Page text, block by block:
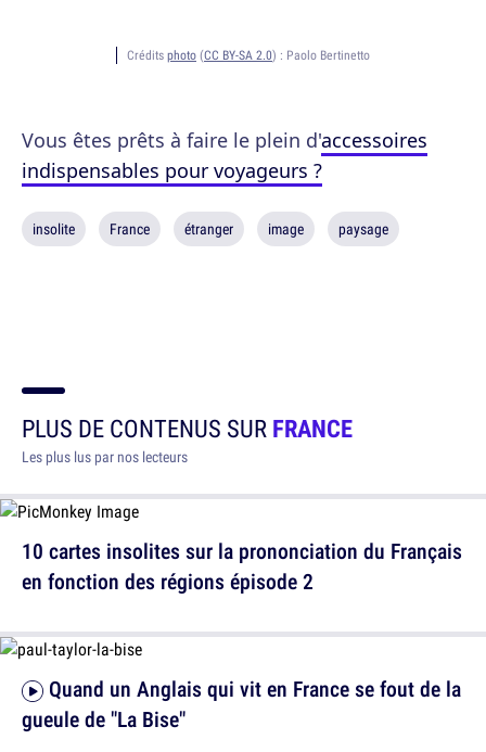
Crédits photo (CC BY-SA 2.0) : Paolo Bertinetto
Vous êtes prêts à faire le plein d'accessoires
indispensables pour voyageurs ?
insolite France étranger image paysage
PLUS DE CONTENUS SURFRANCE
Les plus lus par nos lecteurs
10 cartes insolites sur la prononciation du Français
en fonction des régions épisode 2
gueule de "La Bise"